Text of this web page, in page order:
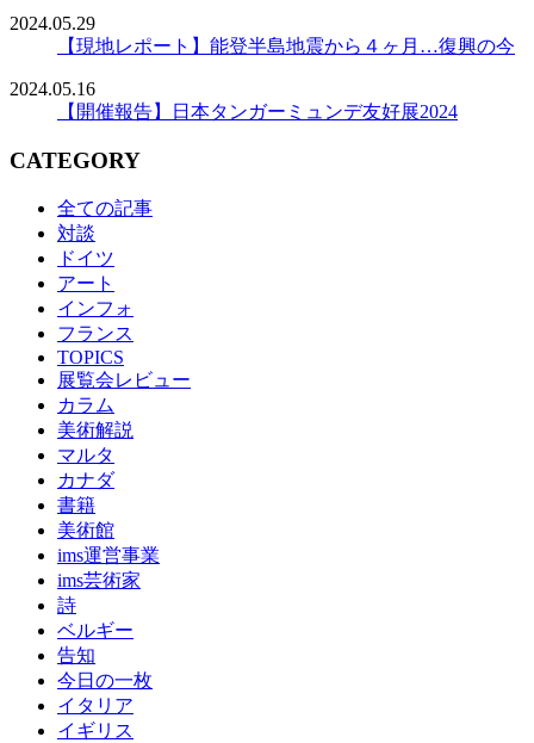
2024.05.29
【現地レポート】能登半島地震から４ヶ月…復興の今
2024.05.16
【開催報告】日本タンガーミュンデ友好展2024
CATEGORY
全ての記事
対談
ドイツ
アート
インフォ
フランス
TOPICS
展覧会レビュー
カラム
美術解説
マルタ
カナダ
書籍
美術館
ims運営事業
ims芸術家
詩
ベルギー
告知
今日の一枚
イタリア
イギリス